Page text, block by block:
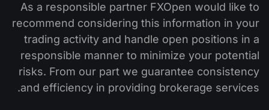
العملات الرقمية
Android FXOpen App
واجهة API وفق بروتوكول FIX
منتدى الفوركس
مركز المساعدة
ما هو تداوُل عقود الفروقات (CFD)؟
ما هو التداوُل عبر شبكة الاتصالات الإلكترونية (ECN)؟
تاريخنا
اتصل بنا
As a responsible partner FXOpen would like to
recommend considering this information in your
trading activity and handle open positions in a
responsible manner to minimize your potential
risks. From our part we guarantee consistency
and efficiency in providing brokerage services.